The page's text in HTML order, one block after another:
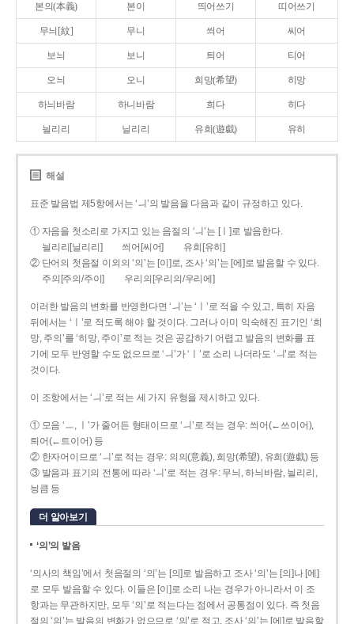
본의(本義) 본이 띄어쓰기 띠어쓰기
무늬[紋] 무니 씌어 씨어
보늬 보니 틔어 티어
오늬 오니 희망(希望) 히망
하늬바람 하니바람 희다 히다
늴리리 닐리리 유희(遊戱) 유히
해설
표준 발음법 제5항에서는 ‘ㅢ’의 발음을 다음과 같이 규정하고 있다.
① 자음을 첫소리로 가지고 있는 음절의 ‘ㅢ’는 [ㅣ]로 발음한다.
늴리리[닐리리]
씌어[씨어]
유희[유히]
② 단어의 첫음절 이외의 ‘의’는 [이]로, 조사 ‘의’는 [에]로 발음할 수 있다.
주의[주의/주이]
우리의[우리의/우리에]
이러한 발음의 변화를 반영한다면 ‘ㅢ’는 ‘ㅣ’로 적을 수 있고, 특히 자음
뒤에서는 ‘ㅣ’로 적도록 해야 할 것이다. 그러나 이미 익숙해진 표기인 ‘희
망, 주의’를 ‘히망, 주이’로 적는 것은 공감하기 어렵고 발음의 변화를 표
기에 모두 반영할 수도 없으므로 ‘ㅢ’가 ‘ㅣ’로 소리 나더라도 ‘ㅢ’로 적는
것이다.
이 조항에서는 ‘ㅢ’로 적는 세 가지 유형을 제시하고 있다.
① 모음 ‘ㅡ, ㅣ’가 줄어든 형태이므로 ‘ㅢ’로 적는 경우: 씌어(←쓰이어),
틔어(←트이어) 등
② 한자어이므로 ‘ㅢ’로 적는 경우: 의의(意義), 희망(希望), 유희(遊戱) 등
③ 발음과 표기의 전통에 따라 ‘ㅢ’로 적는 경우: 무늬, 하늬바람, 늴리리,
닁큼 등
더 알아보기
‘의’의 발음
‘의사의 책임’에서 첫음절의 ‘의’는 [의]로 발음하고 조사 ‘의’는 [의]나 [에]
로 모두 발음할 수 있다. 이들은 [이]로 소리 나는 경우가 아니라서 이 조
항과는 무관하지만, 모두 ‘의’로 적는다는 점에서 공통점이 있다. 즉 첫음
절의 ‘의’는 발음의 변화가 없으므로 ‘의’로 적고, 조사 ‘의’는 [에]로 발음할